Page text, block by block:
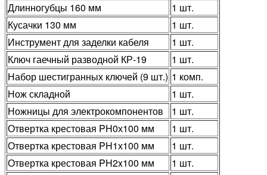
Длинногубцы 160 мм
1 шт.
Кусачки 130 мм
1 шт.
Инструмент для заделки кабеля
1 шт.
Ключ гаечный разводной КР-19
1 шт.
Набор шестигранных ключей (9 шт.) 1 комп.
Нож складной
1 шт.
Ножницы для электрокомпонентов
1 шт.
Отвертка крестовая PH0х100 мм
1 шт.
Отвертка крестовая PH1х100 мм
1 шт.
Отвертка крестовая PH2x100 мм
1 шт.